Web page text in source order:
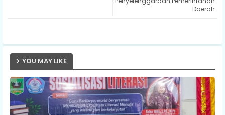
ap
Daerah
YOU MAY LIKE